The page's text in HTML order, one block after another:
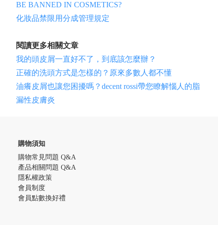
BE BANNED IN COSMETICS?
化妝品禁限用分成管理規定
閱讀更多相關文章
我的頭皮屑一直好不了，到底該怎麼辦？
正確的洗頭方式是怎樣的？原來多數人都不懂
油癢皮屑也讓您困擾嗎？decent rossi帶您瞭解惱人的脂
漏性皮膚炎
購物須知
購物常見問題 Q&A
產品相關問題 Q&A
隱私權政策
會員制度
會員點數換好禮